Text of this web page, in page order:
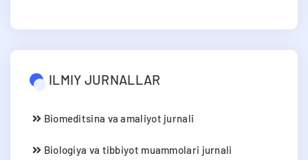
ILMIY JURNALLAR
Biomeditsina va amaliyot jurnali
Biologiya va tibbiyot muammolari jurnali